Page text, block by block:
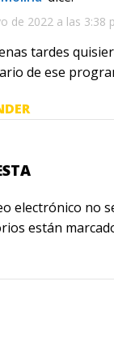
de 2022 a las 3:38
tardes
de ese
electrónico no
están